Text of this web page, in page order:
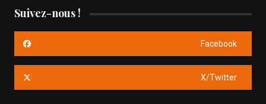
Suivez-nous !
Facebook
X/Twitter